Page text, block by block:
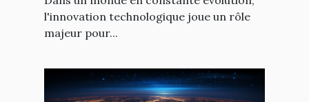
nouvelles technologies
l'innovation technologique joue un rôle
majeur pour...